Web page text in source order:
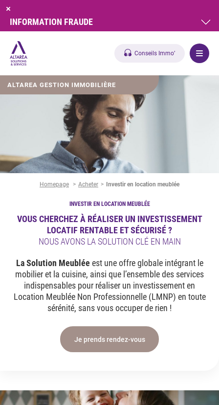
Conseils Immo’
ALTAREA GESTION IMMOBILIÈRE
Homepage Acheter Investir en location meublée
INVESTIR EN LOCATION MEUBLÉE
VOUS CHERCHEZ À RÉALISER UN INVESTISSEMENT
LOCATIF RENTABLE ET SÉCURISÉ ?
NOUS AVONS LA SOLUTION CLÉ EN MAIN
La Solution Meublée est une offre globale intégrant le
mobilier et la cuisine, ainsi que l’ensemble des services
indispensables pour réaliser un investissement en
Location Meublée Non Professionnelle (LMNP) en toute
sérénité, sans vous occuper de rien !
Je prends rendez-vous
INFORMATION FRAUDE